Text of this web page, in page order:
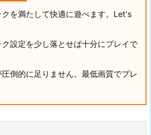
を満たして快適に遊べます。Let's
設定を少し落とせば十分にプレイで
倒的に足りません。最低画質でプレ